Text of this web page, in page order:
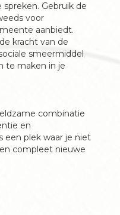
Gebruik de
voor
aanbiedt.
kracht van de
smeermiddel
te maken in je
combinatie
en
een plek waar je niet
compleet nieuwe